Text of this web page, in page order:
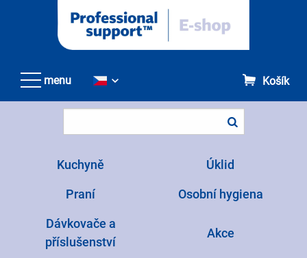
menu
Košík
Kuchyně Úklid
Praní Osobní hygiena
Dávkovače a
příslušenství
Akce